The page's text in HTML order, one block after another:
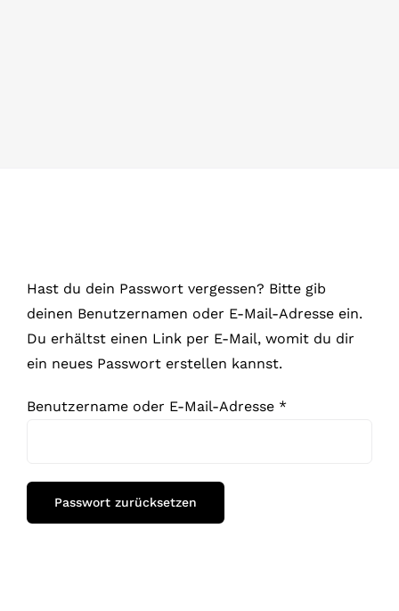
Hast du dein Passwort vergessen? Bitte gib
deinen Benutzernamen oder E-Mail-Adresse ein.
Du erhältst einen Link per E-Mail, womit du dir
ein neues Passwort erstellen kannst.
Benutzername oder E-Mail-Adresse *Erforderlich
Passwort zurücksetzen